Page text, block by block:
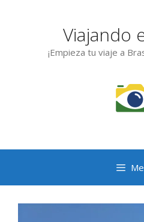
Viajando
¡Empieza tu viaje a